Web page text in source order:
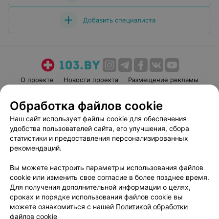
Жлобине есть такой специалист.Сил Вам,здоровья и
Добавить специалиста
О проекте Новости проекта
Размещение рекламы
Пользовательское соглашение
Способы оплаты
Вакансии
Партнеры
Написать руководителю 103.by
Обработка персональных данных
Обработка файлов cookie
Наш сайт использует файлы cookie для обеспечения
удобства пользователей сайта, его улучшения, сбора
статистики и предоставления персонализированных
рекомендаций.
Вы можете настроить параметры использования файлов
cookie или изменить свое согласие в более позднее время.
Для получения дополнительной информации о целях,
сроках и порядке использования файлов cookie вы
можете ознакомиться с нашей Политикой обработки
файлов cookie